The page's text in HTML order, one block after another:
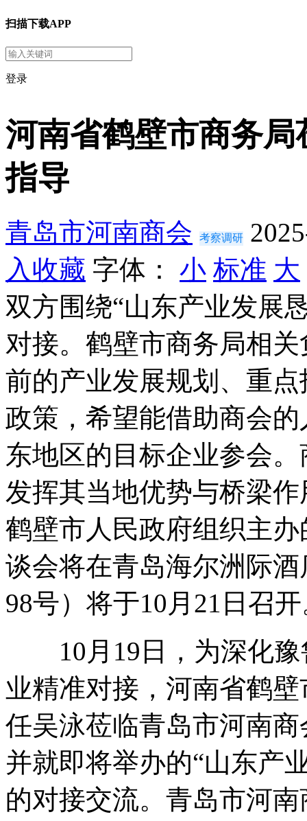
扫描下载APP
登录
河南省鹤壁市商务
指导
青岛市河南商会 考察调研
入收藏 字体： 小 标准 大
双方围绕“山东产业发展
对接。鹤壁市商务局相
前的产业发展规划、重
政策，希望能借助商会
东地区的目标企业参会
发挥其当地优势与桥梁
鹤壁市人民政府组织主
谈会将在青岛海尔洲际
98号）将于10月21日召
10月19日，为深化豫
业精准对接，河南省鹤
任吴泳莅临青岛市河南
并就即将举办的“山东产
的对接交流。青岛市河